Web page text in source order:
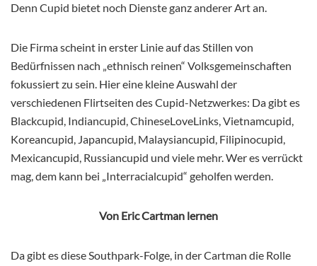
Denn Cupid bietet noch Dienste ganz anderer Art an.
Die Firma scheint in erster Linie auf das Stillen von
Bedürfnissen nach „ethnisch reinen“ Volksgemeinschaften
fokussiert zu sein. Hier eine kleine Auswahl der
verschiedenen Flirtseiten des Cupid-Netzwerkes: Da gibt es
Blackcupid, Indiancupid, ChineseLoveLinks, Vietnamcupid,
Koreancupid, Japancupid, Malaysiancupid, Filipinocupid,
Mexicancupid, Russiancupid und viele mehr. Wer es verrückt
mag, dem kann bei „Interracialcupid“ geholfen werden.
Von Eric Cartman lernen
Da gibt es diese Southpark-Folge, in der Cartman die Rolle